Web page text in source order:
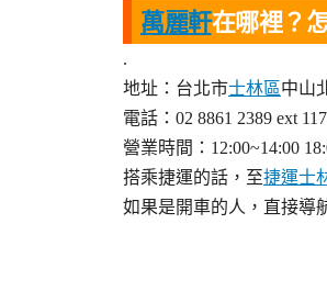
萬麗軒在哪裡？
.
地址：台北市士林區中山
電話：02 8861 2389 ext
營業時間：12:00~14:00
搭乘捷運的話，至捷運士
如果是開車的人，直接導